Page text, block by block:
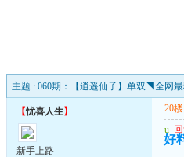
主题 : 060期：【逍遥仙子】单双◥全网
【忧喜人生】
新手上路
20楼
u
好